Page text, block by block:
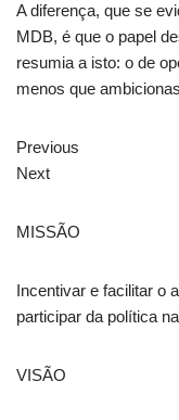
A diferença, que se
MDB, é que o papel
resumia a isto: o de
menos que
Previous
Next
MISSÃO
Incentivar e facilitar o
participar da política
VISÃO